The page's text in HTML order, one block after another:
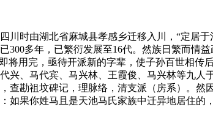
川时由湖北省麻城县孝感乡迁移入川，“定居
300多年，已繁衍发展至16代。然族日繁而情
将用完，亟待开派新的字辈，使子孙百世相
、马代宾、马兴林、王霞俊、马兴林等九人
查勘祖坟碑记，理脉络，清支派（房系）。然
如果你姓马且是天池马氏家族中迁异地居住的